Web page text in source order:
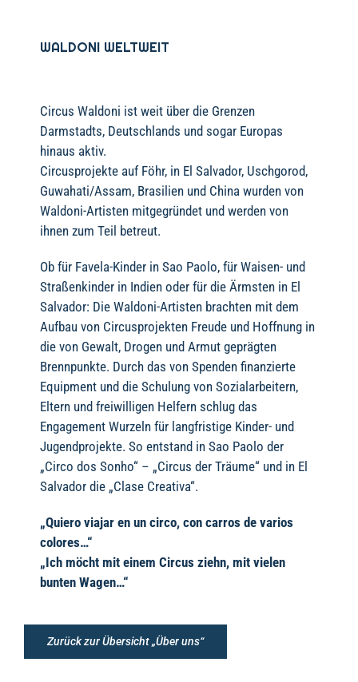
WALDONI WELTWEIT
Circus Waldoni ist weit über die Grenzen
Darmstadts, Deutschlands und sogar Europas
hinaus aktiv.
Circusprojekte auf Föhr, in El Salvador, Uschgorod,
Guwahati/Assam, Brasilien und China wurden von
Waldoni-Artisten mitgegründet und werden von
ihnen zum Teil betreut.
Ob für Favela-Kinder in Sao Paolo, für Waisen- und
Straßenkinder in Indien oder für die Ärmsten in El
Salvador: Die Waldoni-Artisten brachten mit dem
Aufbau von Circusprojekten Freude und Hoffnung in
die von Gewalt, Drogen und Armut geprägten
Brennpunkte. Durch das von Spenden finanzierte
Equipment und die Schulung von Sozialarbeitern,
Eltern und freiwilligen Helfern schlug das
Engagement Wurzeln für langfristige Kinder- und
Jugendprojekte. So entstand in Sao Paolo der
„Circo dos Sonho“ – „Circus der Träume“ und in El
Salvador die „Clase Creativa“.
„Quiero viajar en un circo, con carros de varios
colores…“
„Ich möcht mit einem Circus ziehn, mit vielen
bunten Wagen…“
Zurück zur Übersicht „Über uns“